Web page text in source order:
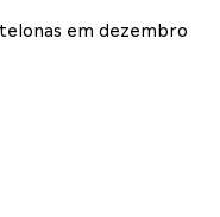
em dezembro